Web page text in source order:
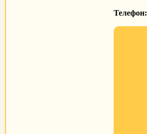
Телефон: